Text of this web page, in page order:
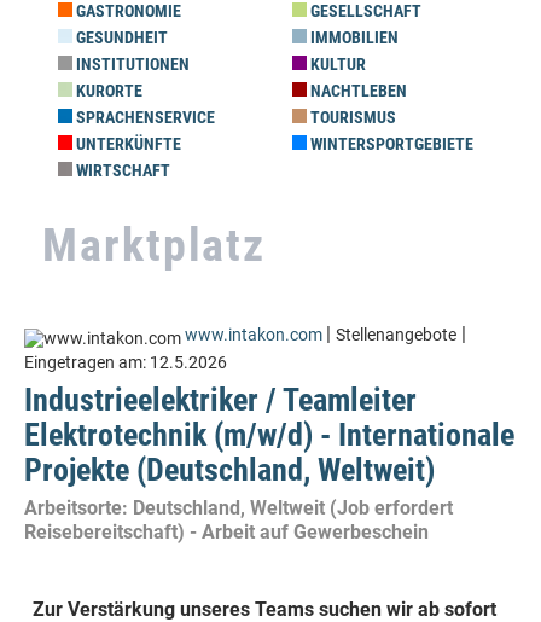
GASTRONOMIE
GESELLSCHAFT
GESUNDHEIT
IMMOBILIEN
INSTITUTIONEN
KULTUR
KURORTE
NACHTLEBEN
SPRACHENSERVICE
TOURISMUS
UNTERKÜNFTE
WINTERSPORTGEBIETE
WIRTSCHAFT
Marktplatz
www.intakon.com | Stellenangebote |
Eingetragen am: 12.5.2026
Industrieelektriker / Teamleiter
Elektrotechnik (m/w/d) - Internationale
Projekte (Deutschland, Weltweit)
Arbeitsorte: Deutschland, Weltweit (Job erfordert
Reisebereitschaft) - Arbeit auf Gewerbeschein
Zur Verstärkung unseres Teams suchen wir ab sofort